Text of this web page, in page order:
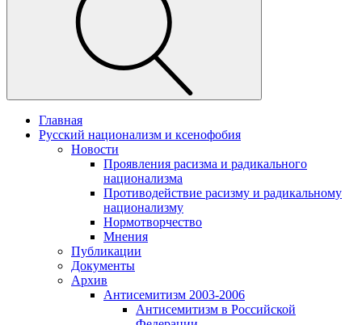
Главная
Русский национализм и ксенофобия
Новости
Проявления расизма и радикального
национализма
Противодействие расизму и радикальному
национализму
Нормотворчество
Мнения
Публикации
Документы
Архив
Антисемитизм 2003-2006
Антисемитизм в Российской